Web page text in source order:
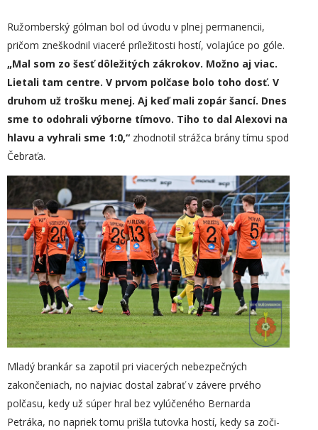
Ružomberský gólman bol od úvodu v plnej permanencii,
pričom zneškodnil viaceré príležitosti hostí, volajúce po góle.
„Mal som zo šesť dôležitých zákrokov. Možno aj viac.
Lietali tam centre. V prvom polčase bolo toho dosť. V
druhom už trošku menej. Aj keď mali zopár šancí. Dnes
sme to odohrali výborne tímovo. Tiho to dal Alexovi na
hlavu a vyhrali sme 1:0,“ zhodnotil strážca brány tímu spod
Čebraťa.
Mladý brankár sa zapotil pri viacerých nebezpečných
zakončeniach, no najviac dostal zabrať v závere prvého
polčasu, kedy už súper hral bez vylúčeného Bernarda
Petráka, no napriek tomu prišla tutovka hostí, kedy sa zoči-